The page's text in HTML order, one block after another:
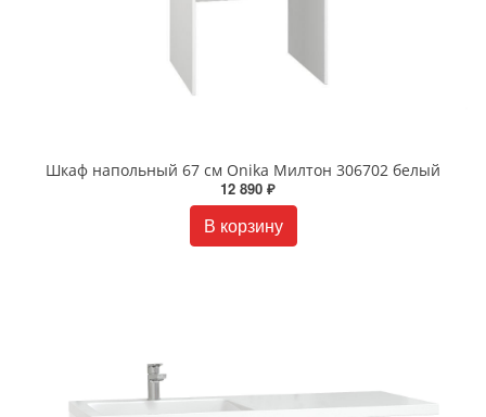
Шкаф напольный 67 см Onika Милтон 306702 белый
12 890 ₽
В корзину